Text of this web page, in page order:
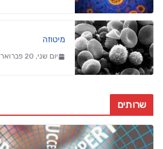
מיטוזה
יום שני, 20 פברואר 2017, 7:22
שרותים